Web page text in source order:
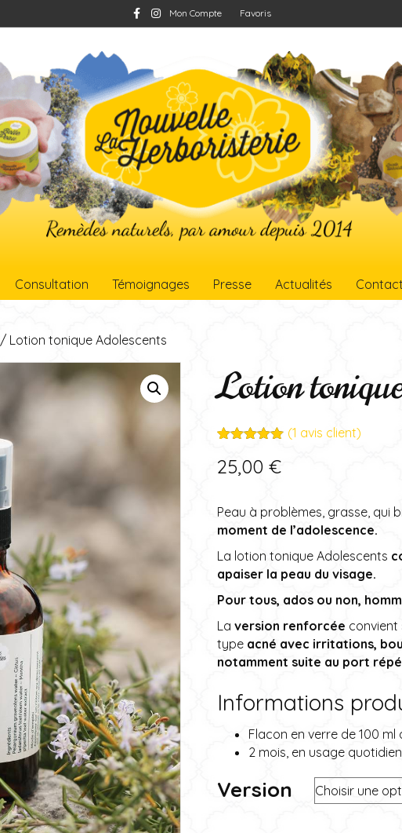
c
o
o
k
s
r
a
Mon Compte Favoris
Consultation Témoignages Presse Actualités Contact
/ Lotion tonique Adolescents
Lotion
sur 5
basé sur
(1 avis client)
25,00 €
Peau à problèmes, grasse, qui
moment de l’adolescence.
La lotion tonique Adolescents
apaiser la peau du visage.
Pour tous, ados ou non,
La version renforcée convient
type acné avec irritations,
notamment suite au port
Informations
Flacon en verre de 100
2 mois, en usage quotidien
Version